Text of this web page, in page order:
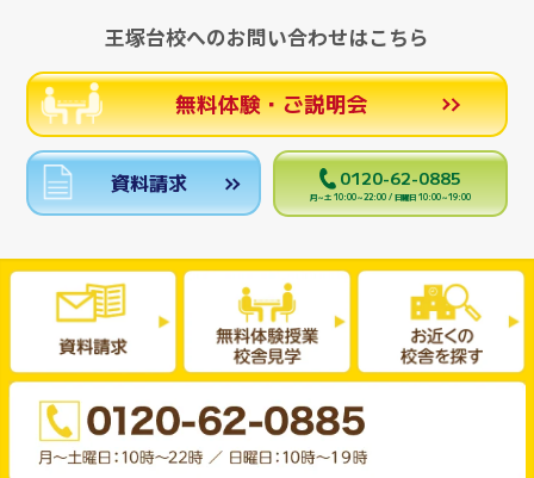
王塚台校へのお問い合わせはこちら
無料体験・ご説明会
資料請求 0120-62-0885
月～土 10:00～22:00 / 日曜日 10:00～19:00